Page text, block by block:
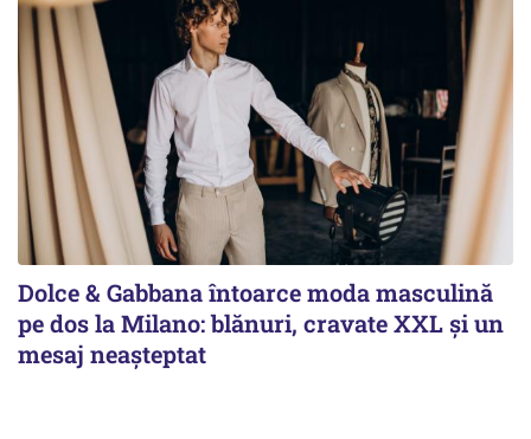
Dolce & Gabbana întoarce moda masculină
pe dos la Milano: blănuri, cravate XXL și un
mesaj neașteptat